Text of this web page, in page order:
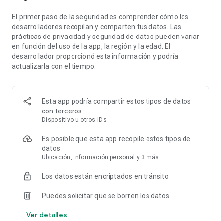
El primer paso de la seguridad es comprender cómo los
desarrolladores recopilan y comparten tus datos. Las
prácticas de privacidad y seguridad de datos pueden variar
en función del uso de la app, la región y la edad. El
desarrollador proporcionó esta información y podría
actualizarla con el tiempo.
Esta app podría compartir estos tipos de datos
con terceros
Dispositivo u otros IDs
Es posible que esta app recopile estos tipos de
datos
Ubicación, Información personal y 3 más
Los datos están encriptados en tránsito
Puedes solicitar que se borren los datos
Ver detalles